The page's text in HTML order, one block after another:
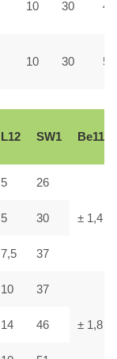
10 30 45
10 30 55
L12 SW1 Вe11
5 26
± 1,4
5 30
7,5 37
10 37
± 1,8
14 46